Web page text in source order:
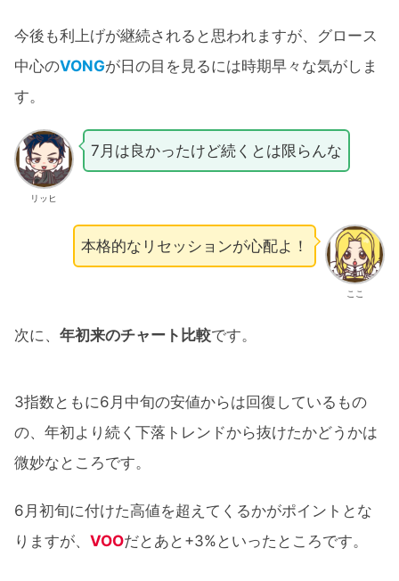
今後も利上げが継続されると思われますが、グロース
中心のVONGが日の目を見るには時期早々な気がしま
す。
リッヒ
7月は良かったけど続くとは限らんな
ここ
本格的なリセッションが心配よ！
次に、 年初来のチャート比較です。
3指数ともに6月中旬の安値からは回復しているもの
の、年初より続く下落トレンドから抜けたかどうかは
微妙なところです。
6月初旬に付けた高値を超えてくるかがポイントとな
りますが、 VOOだとあと+3%といったところです。